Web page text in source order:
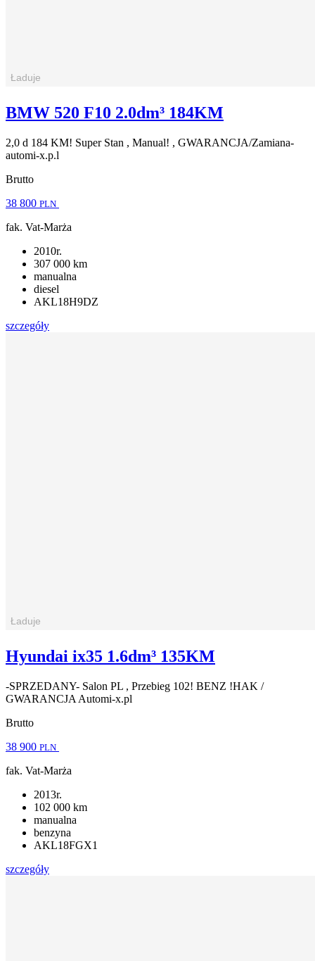
BMW 520 F10 2.0dm³ 184KM
2,0 d 184 KM! Super Stan , Manual! , GWARANCJA/Zamiana-
automi-x.p.l
Brutto
38 800 PLN
fak. Vat-Marża
2010r.
307 000 km
manualna
diesel
AKL18H9DZ
szczegóły
Hyundai ix35 1.6dm³ 135KM
-SPRZEDANY- Salon PL , Przebieg 102! BENZ !HAK /
GWARANCJA Automi-x.pl
Brutto
38 900 PLN
fak. Vat-Marża
2013r.
102 000 km
manualna
benzyna
AKL18FGX1
szczegóły